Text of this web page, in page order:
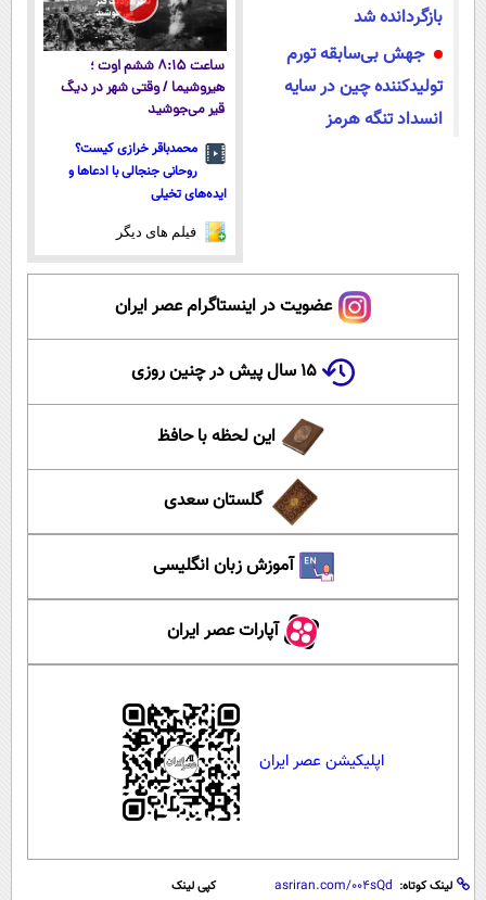
بازگردانده شد
جهش بی‌سابقه تورم
تولیدکننده چین در سایه
انسداد تنگه هرمز
ساعت ۸:۱۵ ششم اوت ؛
هیروشیما / وقتی شهر در دیگ
قیر می‌جوشید
محمدباقر خرازی کیست؟
روحانی جنجالی با ادعاها و
ایده‌های تخیلی
فیلم های دیگر
عضویت در اینستاگرام عصر ایران
۱۵ سال پیش در چنین روزی
این لحظه با حافظ
گلستان سعدی
آموزش زبان انگلیسی
آپارات عصر ایران
اپلیکیشن عصر ایران
لینک کوتاه: کپی لینک